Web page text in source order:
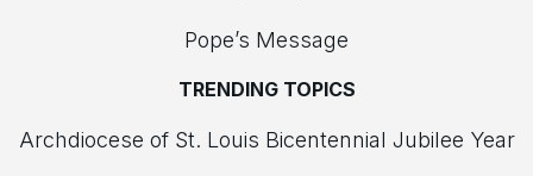
Pope’s Message
TRENDING TOPICS
Archdiocese of St. Louis Bicentennial Jubilee Year